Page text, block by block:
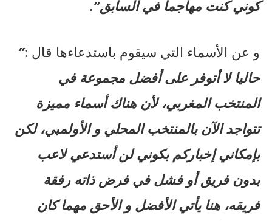
كوني كنت مهاجما في السابق”.
و عن الأسماء التي سيقوم باستدعاءها قال :”
حاليا لا أتوفر على أفضل مجموعة في
المنتخب المغربي، لأن هناك أسماء مميزة
تتواجد الآن بالمنتخب المحلي و الأولمبي، لكن
بإمكاني إخباركم بكوني لن أستدعي لاعب
بدون فريق أو فشل في فرض ذاته رفقة
فريقه، هنا يأتي الأفضل و الأحق مهما كان